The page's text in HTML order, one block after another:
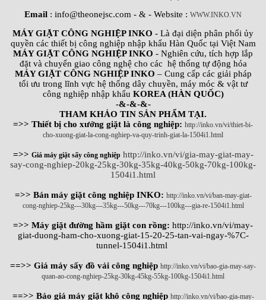
Email : info@theonejsc.com - & - Website : WWW.INKO.VN
MÁY GIẶT CÔNG NGHIỆP INKO - Là đại diện phân phối ủy
quyền các thiết bị công nghiệp nhập khẩu Hàn Quốc tại Việt Nam
MÁY GIẶT CÔNG NGHIỆP INKO - Nghiên cứu, tích hợp lắp
đặt và chuyển giao công nghệ cho các hệ thống tự động hóa
MÁY GIẶT CÔNG NGHIỆP INKO – Cung cấp các giải pháp
tối ưu trong lĩnh vực hệ thống dây chuyền, máy móc & vật tư
công nghiệp nhập khẩu KOREA (HÀN QUỐC)
-&-&-&-
THAM KHẢO TIN SẢN PHẨM TẠI.
=>> Thiết bị cho xưởng giặt là công nghiệp: http://inko.vn/vi/thiet-bi-
cho-xuong-giat-la-cong-nghiep-va-quy-trinh-giat-la-1504i1.html
=>> Giá máy giặt sấy công nghiệp http://inko.vn/vi/gia-may-giat-may-
say-cong-nghiep-20kg-25kg-30kg-35kg-40kg-50kg-70kg-100kg-
1504i1.html
=>> Bán máy giặt công nghiệp INKO: http://inko.vn/vi/ban-may-giat-
cong-nghiep-25kg---30kg---35kg---50kg---70kg---100kg---gia-re-1504i1.html
=>> Máy giặt đường hầm giặt con rồng: http://inko.vn/vi/may-
giat-duong-ham-cho-xuong-giat-15-20-25-tan-vai-ngay-%7C-
tunnel-1504i1.html
==>> Giá máy sấy đồ vải công nghiệp http://inko.vn/vi/bao-gia-may-say-
quan-ao-cong-nghiep-25kg-30kg-45kg-55kg-100kg-1504i1.html
==>> Báo giá máy giặt khô công nghiệp http://inko.vn/vi/bao-gia-may-